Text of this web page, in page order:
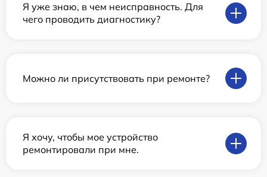
Я уже знаю, в чем неисправность. Для
чего проводить диагностику?
Можно ли присутствовать при ремонте?
Я хочу, чтобы мое устройство
ремонтировали при мне.